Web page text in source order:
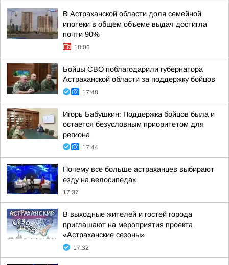
В Астраханской области доля семейной
ипотеки в общем объеме выдач достигла
почти 90%
18:06
Бойцы СВО поблагодарили губернатора
Астраханской области за поддержку бойцов
17:48
Игорь Бабушкин: Поддержка бойцов была и
остается безусловным приоритетом для
региона
17:44
Почему все больше астраханцев выбирают
езду на велосипедах
17:37
В выходные жителей и гостей города
приглашают на мероприятия проекта
«Астраханские сезоны»
17:32